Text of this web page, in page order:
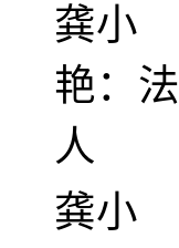
龚小
艳：法
人
龚小